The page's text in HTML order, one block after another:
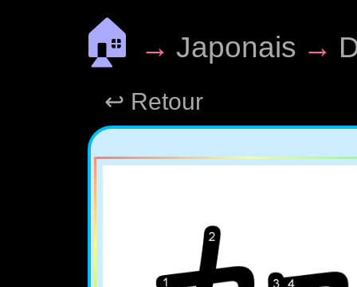
🏠 → Japonais →
↩ Retour